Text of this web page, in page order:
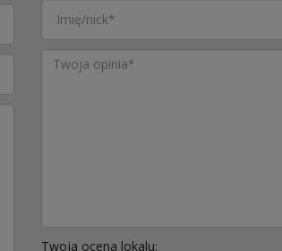
Twoja ocena lokalu: